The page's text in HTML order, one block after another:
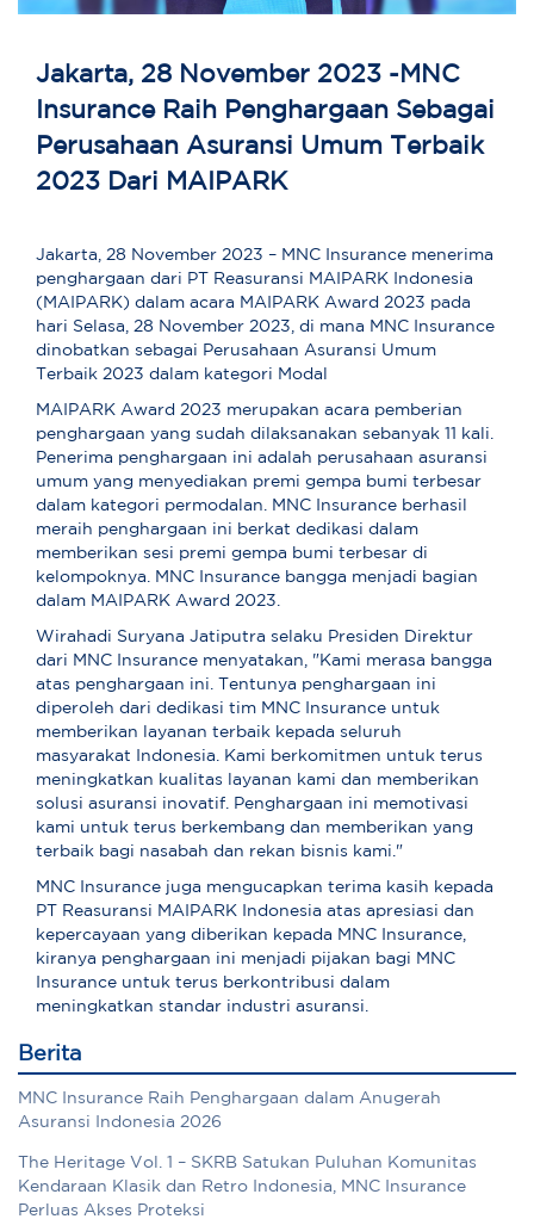
Jakarta, 28 November 2023 -MNC
Insurance Raih Penghargaan Sebagai
Perusahaan Asuransi Umum Terbaik
2023 Dari MAIPARK
Jakarta, 28 November 2023 – MNC Insurance menerima
penghargaan dari PT Reasuransi MAIPARK Indonesia
(MAIPARK) dalam acara MAIPARK Award 2023 pada
hari Selasa, 28 November 2023, di mana MNC Insurance
dinobatkan sebagai Perusahaan Asuransi Umum
Terbaik 2023 dalam kategori Modal
MAIPARK Award 2023 merupakan acara pemberian
penghargaan yang sudah dilaksanakan sebanyak 11 kali.
Penerima penghargaan ini adalah perusahaan asuransi
umum yang menyediakan premi gempa bumi terbesar
dalam kategori permodalan. MNC Insurance berhasil
meraih penghargaan ini berkat dedikasi dalam
memberikan sesi premi gempa bumi terbesar di
kelompoknya. MNC Insurance bangga menjadi bagian
dalam MAIPARK Award 2023.
Wirahadi Suryana Jatiputra selaku Presiden Direktur
dari MNC Insurance menyatakan, "Kami merasa bangga
atas penghargaan ini. Tentunya penghargaan ini
diperoleh dari dedikasi tim MNC Insurance untuk
memberikan layanan terbaik kepada seluruh
masyarakat Indonesia. Kami berkomitmen untuk terus
meningkatkan kualitas layanan kami dan memberikan
solusi asuransi inovatif. Penghargaan ini memotivasi
kami untuk terus berkembang dan memberikan yang
terbaik bagi nasabah dan rekan bisnis kami."
MNC Insurance juga mengucapkan terima kasih kepada
PT Reasuransi MAIPARK Indonesia atas apresiasi dan
kepercayaan yang diberikan kepada MNC Insurance,
kiranya penghargaan ini menjadi pijakan bagi MNC
Insurance untuk terus berkontribusi dalam
meningkatkan standar industri asuransi.
Berita
MNC Insurance Raih Penghargaan dalam Anugerah
Asuransi Indonesia 2026
The Heritage Vol. 1 – SKRB Satukan Puluhan Komunitas
Kendaraan Klasik dan Retro Indonesia, MNC Insurance
Perluas Akses Proteksi